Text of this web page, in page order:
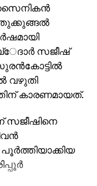
സൈനികന്‍
സജീഷ്
വഴുതി
കാരണമായത്.
സജീഷിനെ